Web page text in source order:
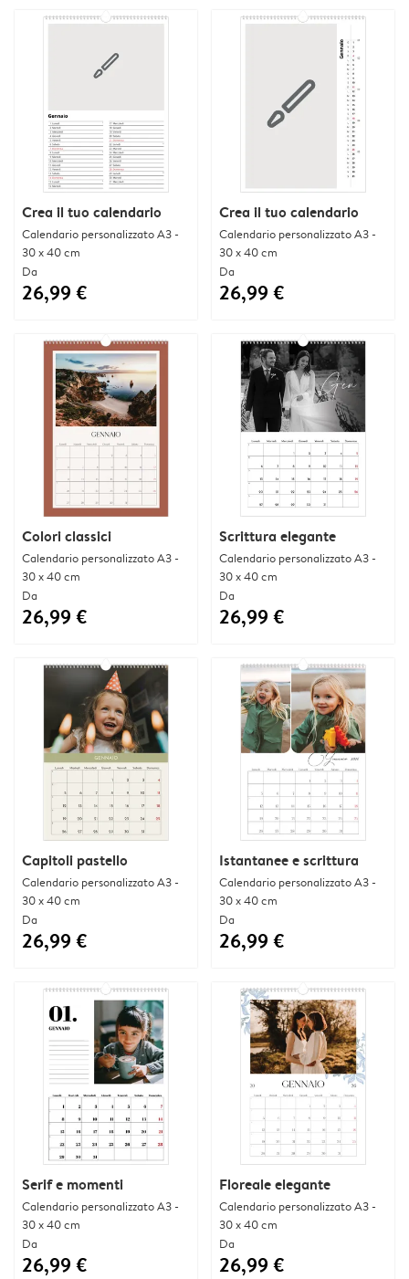
Crea il tuo calendario
Calendario personalizzato A3 -
30 x 40 cm
Da
26,99 €
Crea il tuo calendario
Calendario personalizzato A3 -
30 x 40 cm
Da
26,99 €
Colori classici
Calendario personalizzato A3 -
30 x 40 cm
Da
26,99 €
Scrittura elegante
Calendario personalizzato A3 -
30 x 40 cm
Da
26,99 €
Capitoli pastello
Calendario personalizzato A3 -
30 x 40 cm
Da
26,99 €
Istantanee e scrittura
Calendario personalizzato A3 -
30 x 40 cm
Da
26,99 €
Serif e momenti
Calendario personalizzato A3 -
30 x 40 cm
Da
26,99 €
Floreale elegante
Calendario personalizzato A3 -
30 x 40 cm
Da
26,99 €